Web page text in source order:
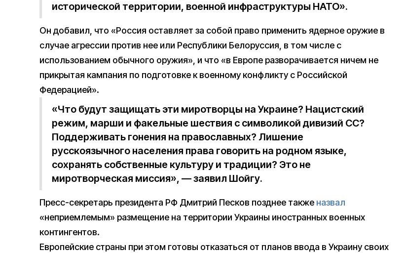
исторической территории, военной инфраструктуры НАТО».
Он добавил, что «Россия оставляет за собой право применить ядерное оружие в
случае агрессии против нее или Республики Белоруссия, в том числе с
использованием обычного оружия», и что «в Европе разворачивается ничем не
прикрытая кампания по подготовке к военному конфликту с Российской
Федерацией».
«Что будут защищать эти миротворцы на Украине? Нацистский
режим, марши и факельные шествия с символикой дивизий СС?
Поддерживать гонения на православных? Лишение
русскоязычного населения права говорить на родном языке,
сохранять собственные культуру и традиции? Это не
миротворческая миссия», — заявил Шойгу.
Пресс-секретарь президента РФ Дмитрий Песков позднее также назвал
«неприемлемым» размещение на территории Украины иностранных военных
контингентов.
Европейские страны при этом готовы отказаться от планов ввода в Украину своих